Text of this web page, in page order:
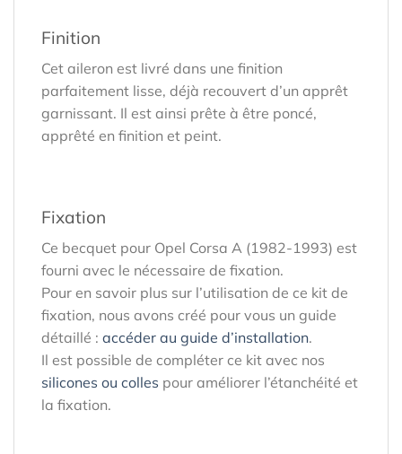
Finition
Cet aileron est livré dans une finition
parfaitement lisse, déjà recouvert d’un apprêt
garnissant. Il est ainsi prête à être poncé,
apprêté en finition et peint.
Fixation
Ce becquet pour Opel Corsa A (1982-1993) est
fourni avec le nécessaire de fixation.
Pour en savoir plus sur l’utilisation de ce kit de
fixation, nous avons créé pour vous un guide
détaillé : accéder au guide d’installation.
Il est possible de compléter ce kit avec nos
silicones ou colles pour améliorer l’étanchéité et
la fixation.